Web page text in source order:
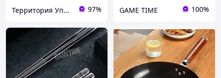
Территория Упаковки 97% GAME TIME 100%